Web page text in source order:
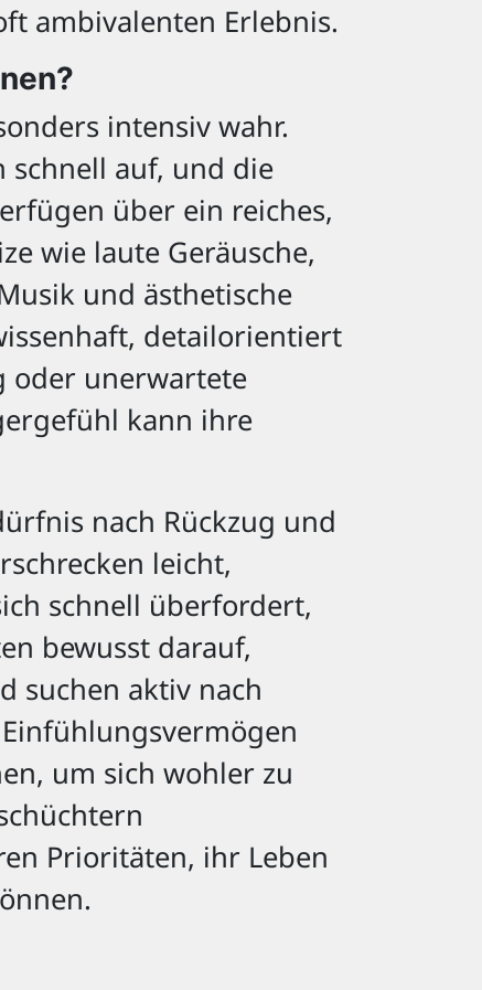
ambivalenten Erlebnis.
intensiv wahr.
schnell auf, und die
über ein reiches,
wie laute Geräusche,
und ästhetische
detailorientiert
oder unerwartete
kann ihre
nach Rückzug und
leicht,
schnell überfordert,
bewusst darauf,
suchen aktiv nach
um sich wohler zu
Prioritäten, ihr Leben